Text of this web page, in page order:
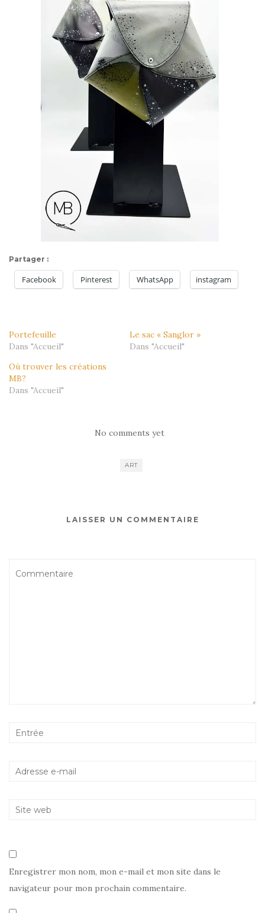
Partager :
Facebook Pinterest WhatsApp instagram
Portefeuille
Dans "Accueil"
Le sac « Sanglor »
Dans "Accueil"
Où trouver les créations
MB?
Dans "Accueil"
No comments yet
ART
LAISSER UN COMMENTAIRE
Enregistrer mon nom, mon e-mail et mon site dans le
navigateur pour mon prochain commentaire.